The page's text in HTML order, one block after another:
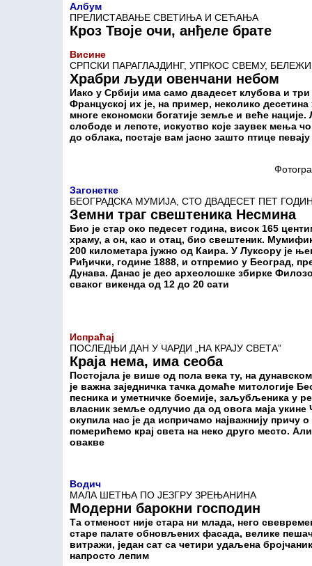
Албум
ПРЕЛИСТАВАЊЕ СВЕТИЊА И СЕЋАЊА
Кроз Твоје очи, анђеле брате
Висине
СРПСКИ ПАРАГЛАЈДИНГ, УПРКОС СВЕМУ,
Храбри људи овенчани небом
Иако у Србији има само двадесет клубова и три
Француској их је, на пример, неколико
многе економски богатије земље и веће
слободе и лепоте, искуство које заувек мења
до облака, постаје вам јасно зашто птице певају
Загонетке
БЕОГРАДСКА МУМИЈА, СТО ДВАДЕСЕТ ПЕТ
Земни траг свештеника Несмина
Био је стар око педесет година, висок 165
храму, а он, као и отац, био свештеник.
200 километара јужно од Каира. У Луксору је
Риђички, године 1888, и отпремио у Београд,
Дунава. Данас је део археолошке збирке
сваког викенда од 12 до 20 сати
Испраћај
ПОСЛЕДЊИ ДАН У ЧАРДИ „НА КРАЈУ СВЕТА”
Краја нема, има сеоба
Постојала је више од пола века ту, на
је важна заједничка тачка домаће митологије
песника и уметничке боемије, заљубљеника у
власник земље одлучио да од овога маја укине
окупила нас је да испричамо најважнију причу
померићемо крај света на неко друго место.
овакве
Водич
МАЛА ШЕТЊА ПО ЈЕЗГРУ ЗРЕЊАНИНА
Модерни барокни господин
Та отменост није стара ни млада, него
старе палате обновљених фасада, велике
витражи, један сат са четири удаљена
напросто лепим